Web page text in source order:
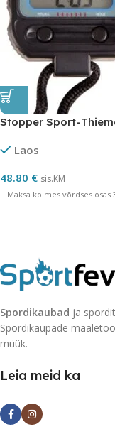
Stopper Sport-
Laos
48.80 € sis.KM
Maksa kolmes võrdses osas
Spordikaubad ja
Spordikaupade
müük.
Leia meid ka